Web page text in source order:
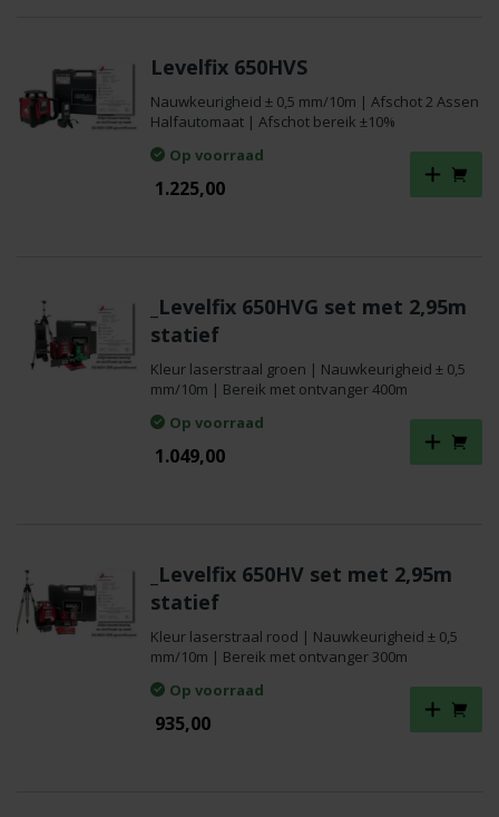
Levelfix 650HVS
Nauwkeurigheid ± 0,5 mm/10m | Afschot 2 Assen
Halfautomaat | Afschot bereik ±10%
Op voorraad
1.225,00
_Levelfix 650HVG set met 2,95m
statief
Kleur laserstraal groen | Nauwkeurigheid ± 0,5
mm/10m | Bereik met ontvanger 400m
Op voorraad
1.049,00
_Levelfix 650HV set met 2,95m
statief
Kleur laserstraal rood | Nauwkeurigheid ± 0,5
mm/10m | Bereik met ontvanger 300m
Op voorraad
935,00